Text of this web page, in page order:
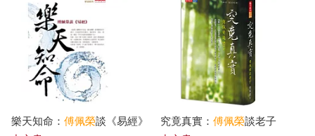
老子(1)
許詠晴(1)
郝譽翔(1) 雅士培(1)
九州出版社(1) 元氣齋(1)
商務印書館(1)
岳麓書社(1) 文經社(1)
樂天知命： 傅佩榮談《易經》
究竟真實： 傅佩榮談老子